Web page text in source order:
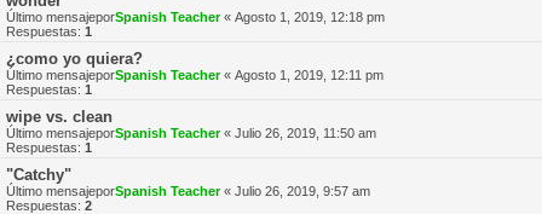
Último mensajeporSpanish Teacher« Agosto 1, 2019, 12:18 pm
Respuestas: 1
¿como yo quiera?
Último mensajeporSpanish Teacher« Agosto 1, 2019, 12:11 pm
Respuestas: 1
wipe vs. clean
Último mensajeporSpanish Teacher« Julio 26, 2019, 11:50 am
Respuestas: 1
"Catchy"
Último mensajeporSpanish Teacher« Julio 26, 2019, 9:57 am
Respuestas: 2